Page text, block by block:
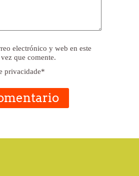
electrónico y web en este
que comente.
privacidade*